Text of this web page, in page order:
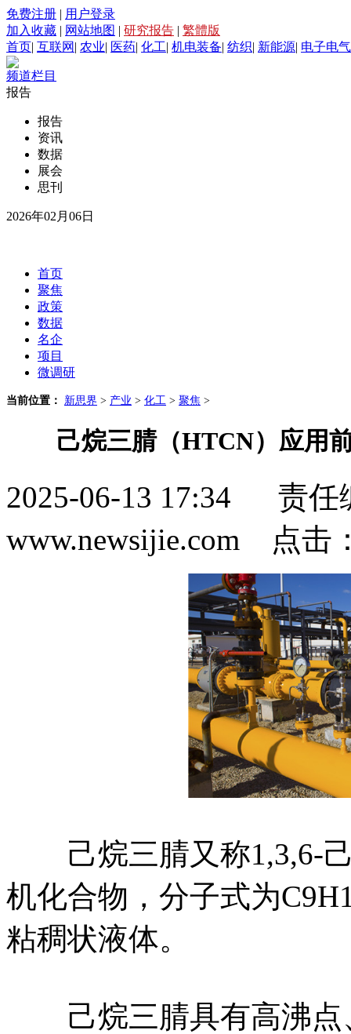
免费注册 | 用户登录
加入收藏 | 网站地图 | 研究报告 | 繁體版
首页| 互联网 | 农业| 医药| 化工| 机电装备| 纺织| 新能源| 电子电气
频道栏目
报告
报告
资讯
数据
展会
思刊
2026年02月06日
首页
聚焦
政策
数据
名企
项目
微调研
当前位置： 新思界 > 产业 > 化工 > 聚焦 >
己烷三腈（HTCN）应用
2025-06-13 17:34 责
www.newsijie.com 点击
己烷三腈又称1,3,6-己
机化合物，分子式为
粘稠状液体。
己烷三腈具有高沸点